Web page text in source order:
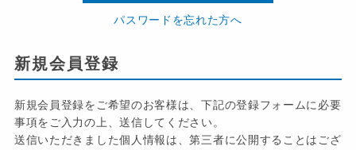
パスワードを忘れた方へ
新規会員登録
新規会員登録をご希望のお客様は、下記の登録フォームに必要
事項をご入力の上、送信してください。
送信いただきました個人情報は、第三者に公開することはござ